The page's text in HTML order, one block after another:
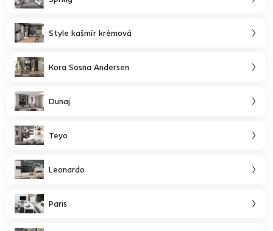
Style kašmír krémová
Kora Sosna Andersen
Dunaj
Teyo
Leonardo
Paris